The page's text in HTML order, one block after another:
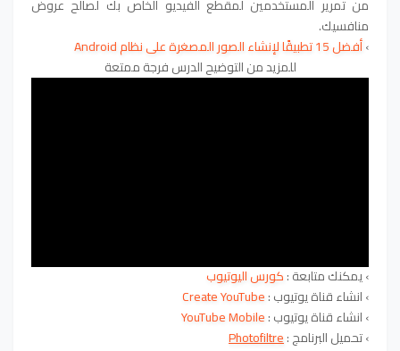
من تمرير المستخدمين لمقطع الفيديو الخاص بك لصالح عروض
منافسيك.
›أفضل 15 تطبيقًا لإنشاء الصور المصغرة على نظام Android
للمزيد من التوضيح الدرس فرجة ممتعة
›يمكنك متابعة:كورس اليوتيوب
›انشاء قناة يوتيوب :Create YouTube
›انشاء قناة يوتيوب :YouTube Mobile
›تحميل البرنامج :Photofiltre